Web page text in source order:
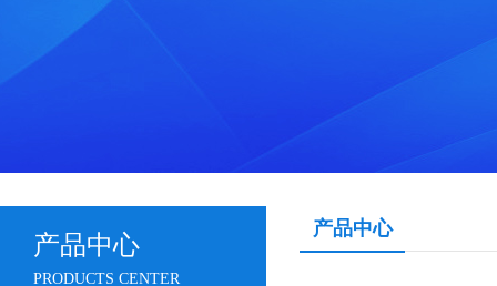
产品中心
PRODUCTS CENTER
产品中心